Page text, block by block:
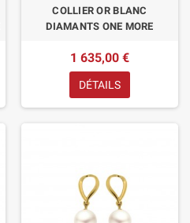
COLLIER OR BLANC
DIAMANTS ONE MORE
1 635,00 €
DÉTAILS